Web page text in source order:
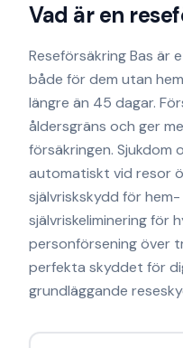
Vad är en
Reseförsäkring Bas är
både för dem utan
längre än 45 dagar.
åldersgräns och ger
försäkringen. Sjukdom
automatiskt vid resor
självriskskydd för
självriskeliminering för
personförsening över
perfekta skyddet för
grundläggande